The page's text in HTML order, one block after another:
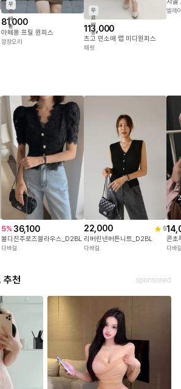
하단의 size표를 꼭! 참고해주세요
상 실제 상품과 컬러차이가 있을 수 있
습니다 .
하단의 디테일컷을 참고해주세요.
무
료
배
송
81,000
아떼몽 프릴 원피스
깜장오리
무
료
배
송
113,000
츠고 민소매 랩 미디원피스
채핏
엘레
5% 36,100
볼디진주로즈블라우스_D2BL
다바걸
22,000 5
리버린넨버튼니트_D2BL
다바걸
콘초
다바
추천 sponsored